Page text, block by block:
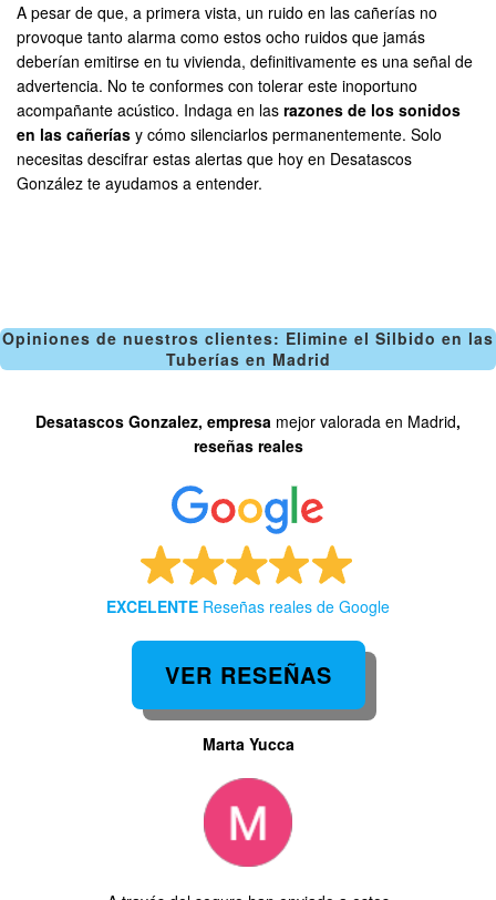
A pesar de que, a primera vista, un ruido en las cañerías no
provoque tanto alarma como estos ocho ruidos que jamás
deberían emitirse en tu vivienda, definitivamente es una señal de
advertencia. No te conformes con tolerar este inoportuno
acompañante acústico. Indaga en las razones de los sonidos
en las cañerías y cómo silenciarlos permanentemente. Solo
necesitas descifrar estas alertas que hoy en Desatascos
González te ayudamos a entender.
Opiniones de nuestros clientes: Elimine el Silbido en las
Tuberías en Madrid
Desatascos Gonzalez, empresa mejor valorada en Madrid,
reseñas reales
EXCELENTE Reseñas reales de Google
VER RESEÑAS
EDUARDO GUTIERREZ